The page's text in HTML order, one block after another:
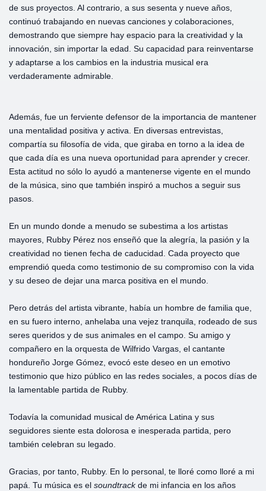
de sus proyectos. Al contrario, a sus sesenta y nueve años,
continuó trabajando en nuevas canciones y colaboraciones,
demostrando que siempre hay espacio para la creatividad y la
innovación, sin importar la edad. Su capacidad para reinventarse
y adaptarse a los cambios en la industria musical era
verdaderamente admirable.
Además, fue un ferviente defensor de la importancia de mantener
una mentalidad positiva y activa. En diversas entrevistas,
compartía su filosofía de vida, que giraba en torno a la idea de
que cada día es una nueva oportunidad para aprender y crecer.
Esta actitud no sólo lo ayudó a mantenerse vigente en el mundo
de la música, sino que también inspiró a muchos a seguir sus
pasos.
En un mundo donde a menudo se subestima a los artistas
mayores, Rubby Pérez nos enseñó que la alegría, la pasión y la
creatividad no tienen fecha de caducidad. Cada proyecto que
emprendió queda como testimonio de su compromiso con la vida
y su deseo de dejar una marca positiva en el mundo.
Pero detrás del artista vibrante, había un hombre de familia que,
en su fuero interno, anhelaba una vejez tranquila, rodeado de sus
seres queridos y de sus animales en el campo. Su amigo y
compañero en la orquesta de Wilfrido Vargas, el cantante
hondureño Jorge Gómez, evocó este deseo en un emotivo
testimonio que hizo público en las redes sociales, a pocos días de
la lamentable partida de Rubby.
Todavía la comunidad musical de América Latina y sus
seguidores siente esta dolorosa e inesperada partida, pero
también celebran su legado.
Gracias, por tanto, Rubby. En lo personal, te lloré como lloré a mi
papá. Tu música es el soundtrackde mi infancia en los años